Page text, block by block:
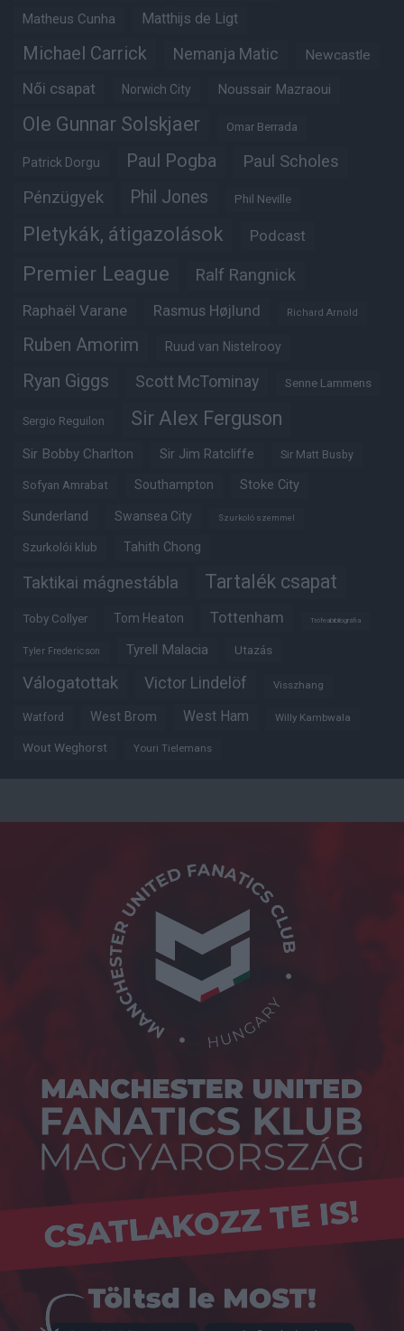
Matheus Cunha Matthijs de Ligt
Michael Carrick Nemanja Matic Newcastle
Női csapat Norwich City Noussair Mazraoui
Ole Gunnar Solskjaer Omar Berrada
Patrick Dorgu Paul Pogba Paul Scholes
Pénzügyek Phil Jones Phil Neville
Pletykák, átigazolások Podcast
Premier League Ralf Rangnick
Raphaël Varane Rasmus Højlund Richard Arnold
Ruben Amorim Ruud van Nistelrooy
Ryan Giggs Scott McTominay Senne Lammens
Sergio Reguilon Sir Alex Ferguson
Sir Bobby Charlton Sir Jim Ratcliffe Sir Matt Busby
Sofyan Amrabat Southampton Stoke City
Sunderland Swansea City Szurkoló szemmel
Szurkolói klub Tahith Chong
Taktikai mágnestábla Tartalék csapat
Toby Collyer Tom Heaton Tottenham Trófeabibliográfia
Tyler Fredericson Tyrell Malacia Utazás
Válogatottak Victor Lindelöf Visszhang
Watford West Brom West Ham Willy Kambwala
Wout Weghorst Youri Tielemans